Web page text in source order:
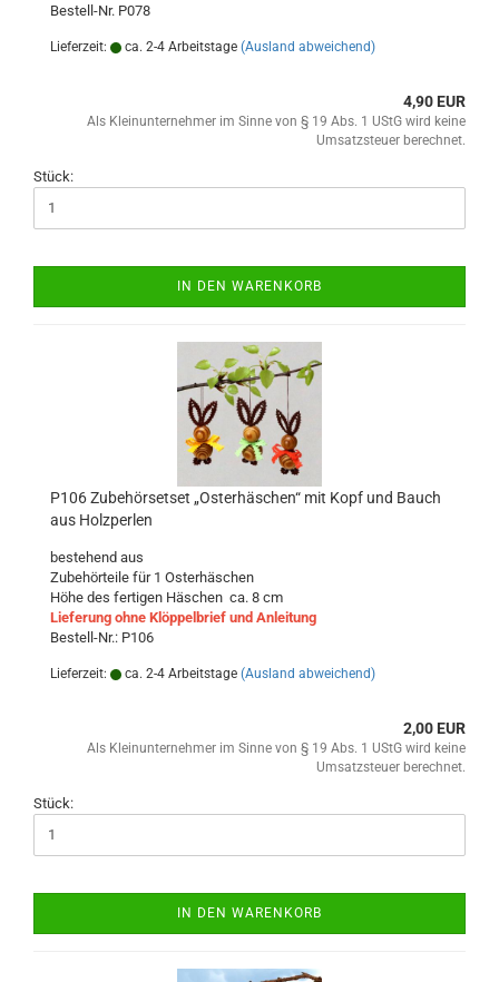
Bestell-Nr. P078
Lieferzeit: ca. 2-4 Arbeitstage (Ausland abweichend)
4,90 EUR
Als Kleinunternehmer im Sinne von § 19 Abs. 1 UStG wird keine
Umsatzsteuer berechnet.
Stück:
IN DEN WARENKORB
P106 Zubehörsetset „Osterhäschen“ mit Kopf und Bauch
aus Holzperlen
bestehend aus
Zubehörteile für 1 Osterhäschen
Höhe des fertigen Häschen ca. 8 cm
Lieferung ohne Klöppelbrief und Anleitung
Bestell-Nr.: P106
Lieferzeit: ca. 2-4 Arbeitstage (Ausland abweichend)
2,00 EUR
Als Kleinunternehmer im Sinne von § 19 Abs. 1 UStG wird keine
Umsatzsteuer berechnet.
Stück:
IN DEN WARENKORB